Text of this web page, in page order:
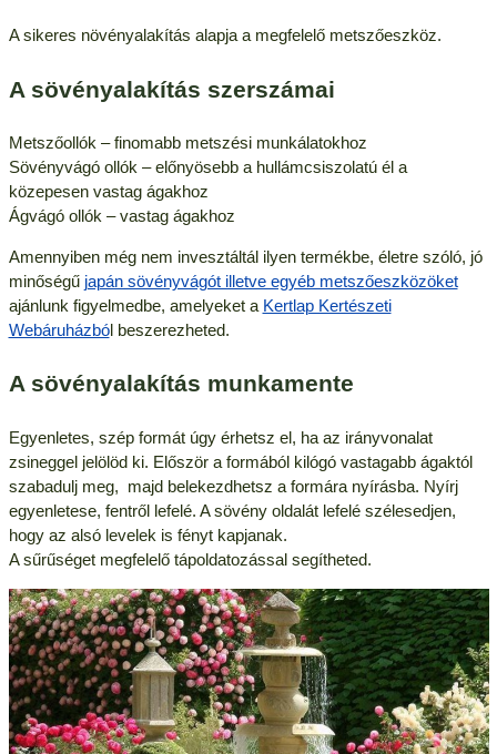
A sikeres növényalakítás alapja a megfelelő metszőeszköz.
A sövényalakítás szerszámai
Metszőollók – finomabb metszési munkálatokhoz
Sövényvágó ollók – előnyösebb a hullámcsiszolatú él a
közepesen vastag ágakhoz
Ágvágó ollók – vastag ágakhoz
Amennyiben még nem invesztáltál ilyen termékbe, életre szóló, jó
minőségű japán sövényvágót illetve egyéb metszőeszközöket
ajánlunk figyelmedbe, amelyeket a Kertlap Kertészeti
Webáruházból beszerezheted.
A sövényalakítás munkamente
Egyenletes, szép formát úgy érhetsz el, ha az irányvonalat
zsineggel jelölöd ki. Először a formából kilógó vastagabb ágaktól
szabadulj meg, majd belekezdhetsz a formára nyírásba. Nyírj
egyenletese, fentről lefelé. A sövény oldalát lefelé szélesedjen,
hogy az alsó levelek is fényt kapjanak.
A sűrűséget megfelelő tápoldatozással segítheted.